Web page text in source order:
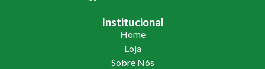
Institucional
Home
Loja
Sobre Nós